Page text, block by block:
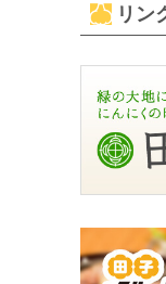
リン